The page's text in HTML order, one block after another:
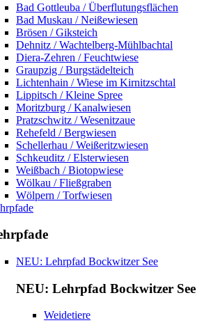
Bad Gottleuba / Überflutungsflächen
Bad Muskau / Neißewiesen
Brösen / Giksteich
Dehnitz / Wachtelberg-Mühlbachtal
Diera-Zehren / Feuchtwiese
Graupzig / Burgstädelteich
Lichtenhain / Wiese im Kirnitzschtal
Lippitsch / Kleine Spree
Moritzburg / Kanalwiesen
Pratzschwitz / Wesenitzaue
Rehefeld / Bergwiesen
Schellerhau / Weißeritzwiesen
Schkeuditz / Elsterwiesen
Weißbach / Biotopwiese
Wölkau / Fließgraben
Wölpern / Torfwiesen
NEU: Lehrpfad Bockwitzer See
NEU: Lehrpfad Bockwitzer See
Weidetiere